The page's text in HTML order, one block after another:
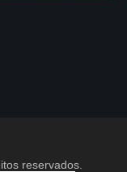
reservados.